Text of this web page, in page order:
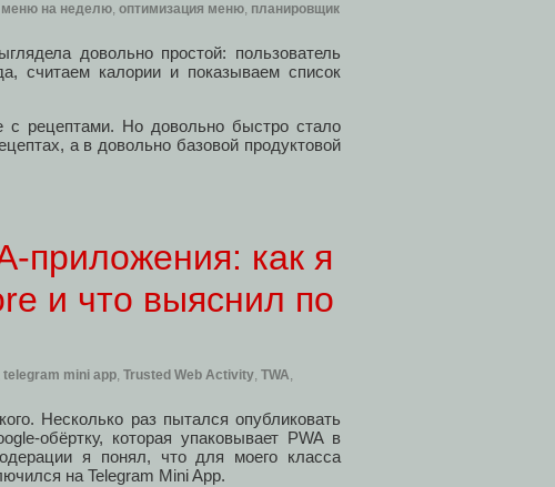
меню на неделю, оптимизация меню, планировщик
довольно простой: пользователь
считаем калории и показываем список
с рецептами. Но довольно быстро стало
а в довольно базовой продуктовой
приложения: как я
и что выяснил по
telegram mini app, Trusted Web Activity, TWA,
Несколько раз пытался опубликовать
обёртку, которая упаковывает PWA в
я понял, что для моего класса
на Telegram Mini App.